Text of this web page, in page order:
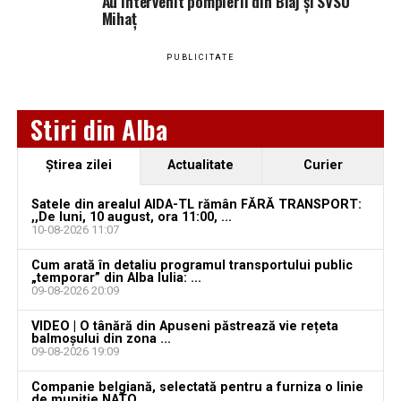
Mihaț
PUBLICITATE
Stiri din Alba
Ştirea zilei Actualitate Curier
Satele din arealul AIDA-TL rămân FĂRĂ TRANSPORT:
,,De luni, 10 august, ora 11:00, ...
10-08-2026 11:07
Cum arată în detaliu programul transportului public
„temporar” din Alba Iulia: ...
09-08-2026 20:09
VIDEO | O tânără din Apuseni păstrează vie rețeta
balmoșului din zona ...
09-08-2026 19:09
Companie belgiană, selectată pentru a furniza o linie